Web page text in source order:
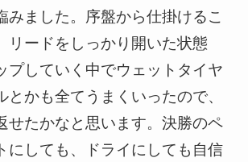
みました。序盤から仕掛けるこ
リードをしっかり開いた状態
プしていく中でウェットタイヤ
かも全てうまくいったので、
せたかなと思います。決勝のペ
にしても、ドライにしても自信